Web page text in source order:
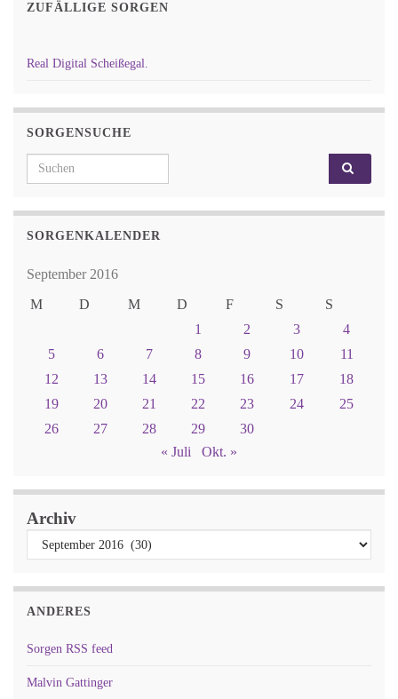
ZUFÄLLIGE SORGEN
Real Digital Scheißegal.
SORGENSUCHE
Search for:
SORGENKALENDER
September 2016
M
D M D F S
S
1
2 3
4
5
6 7 8 9 10
11
12
13 14 15 16 17
18
19
20 21 22 23 24
25
26
27 28 29
30
« Juli
Okt. »
Archiv
ANDERES
Sorgen RSS feed
Malvin Gattinger